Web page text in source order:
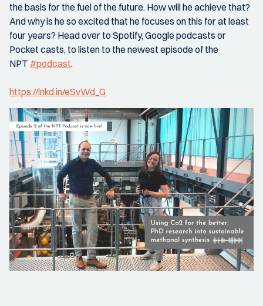
the basis for the fuel of the future. How will he achieve that?
And why is he so excited that he focuses on this for at least
four years? Head over to Spotify, Google podcasts or
Pocket casts, to listen to the newest episode of the
NPT #podcast.
https://lnkd.in/eSvWd_G